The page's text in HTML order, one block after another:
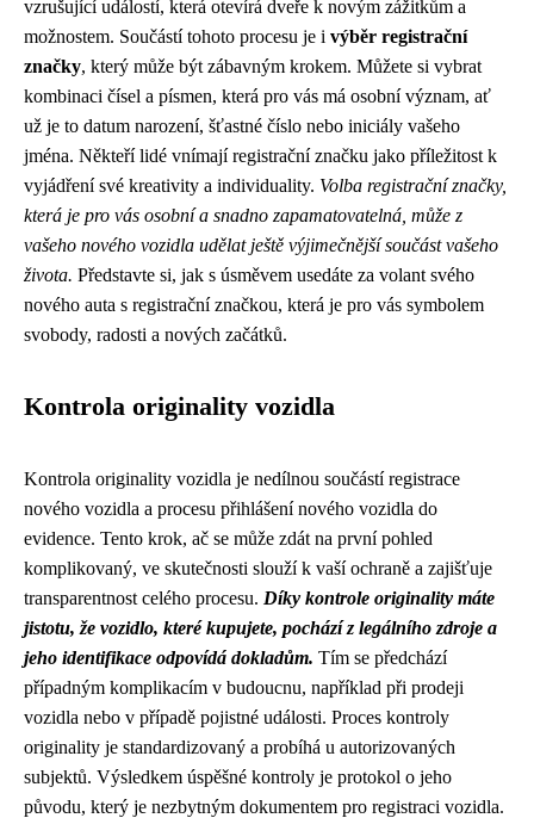
vzrušující událostí, která otevírá dveře k novým zážitkům a
možnostem. Součástí tohoto procesu je i výběr registrační
značky, který může být zábavným krokem. Můžete si vybrat
kombinaci čísel a písmen, která pro vás má osobní význam, ať
už je to datum narození, šťastné číslo nebo iniciály vašeho
jména. Někteří lidé vnímají registrační značku jako příležitost k
vyjádření své kreativity a individuality. Volba registrační značky,
která je pro vás osobní a snadno zapamatovatelná, může z
vašeho nového vozidla udělat ještě výjimečnější součást vašeho
života. Představte si, jak s úsměvem usedáte za volant svého
nového auta s registrační značkou, která je pro vás symbolem
svobody, radosti a nových začátků.
Kontrola originality vozidla
Kontrola originality vozidla je nedílnou součástí registrace
nového vozidla a procesu přihlášení nového vozidla do
evidence. Tento krok, ač se může zdát na první pohled
komplikovaný, ve skutečnosti slouží k vaší ochraně a zajišťuje
transparentnost celého procesu. Díky kontrole originality máte
jistotu, že vozidlo, které kupujete, pochází z legálního zdroje a
jeho identifikace odpovídá dokladům. Tím se předchází
případným komplikacím v budoucnu, například při prodeji
vozidla nebo v případě pojistné události. Proces kontroly
originality je standardizovaný a probíhá u autorizovaných
subjektů. Výsledkem úspěšné kontroly je protokol o jeho
původu, který je nezbytným dokumentem pro registraci vozidla.